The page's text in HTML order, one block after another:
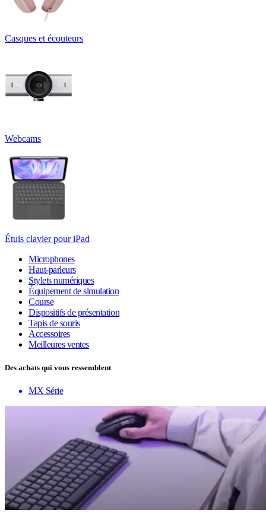
Casques et écouteurs
Webcams
Étuis clavier pour iPad
Microphones
Haut-parleurs
Stylets numériques
Équipement de simulation
Course
Dispositifs de présentation
Tapis de souris
Accessoires
Meilleures ventes
Des achats qui vous ressemblent
MX Série